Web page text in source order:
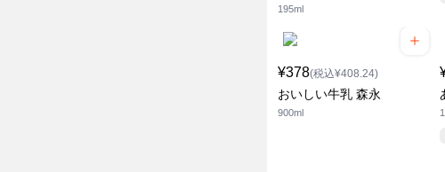
195ml
¥378(税込¥408.24)
おいしい牛乳 森永
900ml